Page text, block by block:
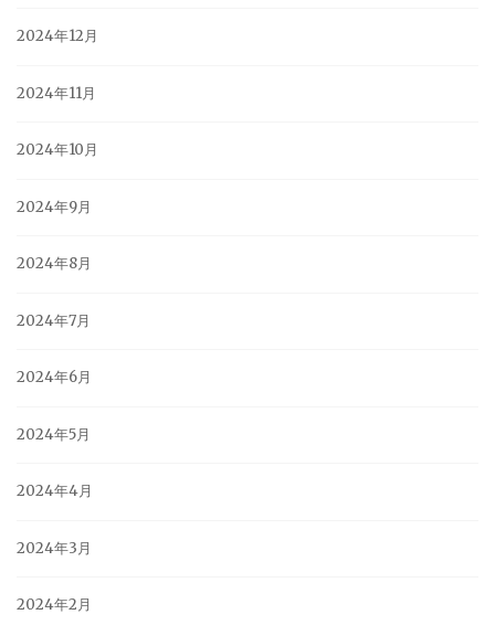
2024年12月
2024年11月
2024年10月
2024年9月
2024年8月
2024年7月
2024年6月
2024年5月
2024年4月
2024年3月
2024年2月